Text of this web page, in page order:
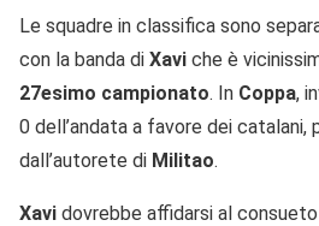
Le squadre in classifica sono
con la banda di Xavi che è
27esimo campionato. In Coppa,
0 dell’andata a favore dei
dall’autorete di Militao.
Xavi dovrebbe affidarsi al